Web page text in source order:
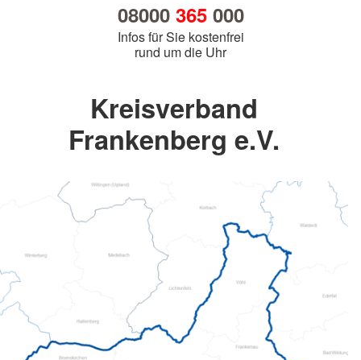
08000 365000
Infos für Sie kostenfrei
rund um die Uhr
Kreisverband
Frankenberg e.V.